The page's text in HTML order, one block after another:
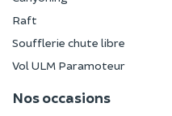
Raft
Soufflerie chute libre
Vol ULM Paramoteur
Nos occasions